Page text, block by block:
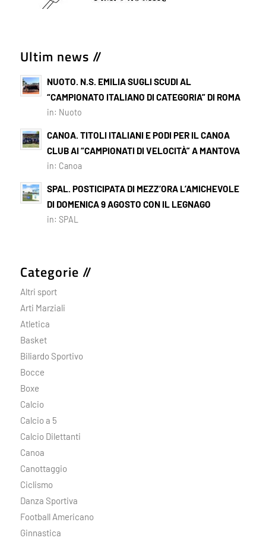
Ultim news //
NUOTO. N.S. EMILIA SUGLI SCUDI AL
“CAMPIONATO ITALIANO DI CATEGORIA” DI ROMA
in: Nuoto
CANOA. TITOLI ITALIANI E PODI PER IL CANOA
CLUB AI “CAMPIONATI DI VELOCITÀ” A MANTOVA
in: Canoa
SPAL. POSTICIPATA DI MEZZ’ORA L’AMICHEVOLE
DI DOMENICA 9 AGOSTO CON IL LEGNAGO
in: SPAL
Categorie //
Altri sport
Arti Marziali
Atletica
Basket
Biliardo Sportivo
Bocce
Boxe
Calcio
Calcio a 5
Calcio Dilettanti
Canoa
Canottaggio
Ciclismo
Danza Sportiva
Football Americano
Ginnastica